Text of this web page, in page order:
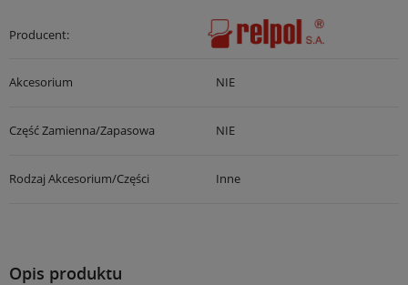
Producent:
Akcesorium NIE
Część Zamienna/zapasowa NIE
Rodzaj Akcesorium/części Inne
Opis produktu